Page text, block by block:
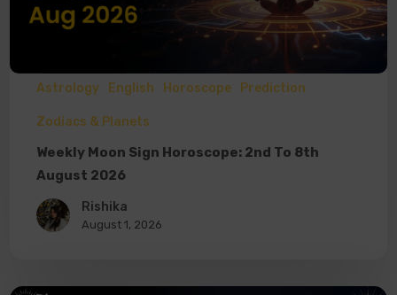
Astrology English Horoscope Prediction
Zodiacs & Planets
Weekly Moon Sign Horoscope: 2nd To 8th
August 2026
Rishika
August 1, 2026